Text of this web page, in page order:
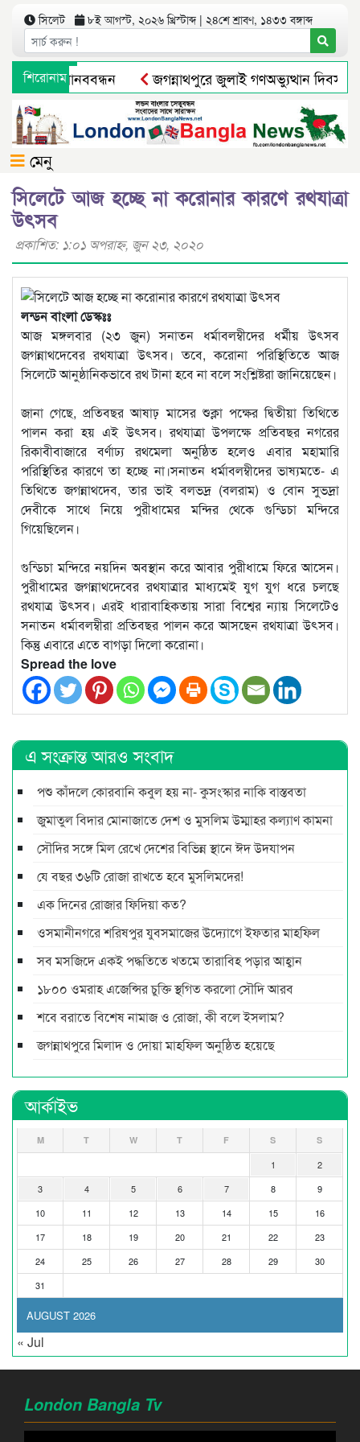
সিলেট ৮ই আগস্ট, ২০২৬ খ্রিস্টাব্দ | ২৪শে শ্রাবণ, ১৪৩৩ বঙ্গাব্দ
শিরোনামমানববন্ধন
জগন্নাথপুরে জুলাই গণঅভ্যুত্থান দিবস
মুক্তির আগেই ব্যারিস্টার সুমনের জামিন স্থগিত
সিলেটে
মেনু
সিলেটে আজ হচ্ছে না করোনার কারণে রথযাত্রা
উৎসব
প্রকাশিত: ১:০১ অপরাহ্ণ, জুন ২৩, ২০২০
লন্ডন বাংলা ডেস্কঃঃ
আজ মঙ্গলবার (২৩ জুন) সনাতন ধর্মাবলম্বীদের ধর্মীয় উৎসব
জগন্নাথদেবের রথযাত্রা উৎসব। তবে, করোনা পরিস্থিতিতে আজ
সিলেটে আনুষ্ঠানিকভাবে রথ টানা হবে না বলে সংশ্লিষ্টরা জানিয়েছেন।
জানা গেছে, প্রতিবছর আষাঢ় মাসের শুক্লা পক্ষের দ্বিতীয়া তিথিতে
পালন করা হয় এই উৎসব। রথযাত্রা উপলক্ষে প্রতিবছর নগরের
রিকাবীবাজারে বর্ণাঢ্য রথমেলা অনুষ্ঠিত হলেও এবার মহামারি
পরিস্থিতির কারণে তা হচ্ছে না।সনাতন ধর্মাবলম্বীদের ভাষ্যমতে- এ
তিথিতে জগন্নাথদেব, তার ভাই বলভদ্র (বলরাম) ও বোন সুভদ্রা
দেবীকে সাথে নিয়ে পুরীধামের মন্দির থেকে গুন্ডিচা মন্দিরে
গিয়েছিলেন।
গুন্ডিচা মন্দিরে নয়দিন অবস্থান করে আবার পুরীধামে ফিরে আসেন।
পুরীধামের জগন্নাথদেবের রথযাত্রার মাধ্যমেই যুগ যুগ ধরে চলছে
রথযাত্র উৎসব। এরই ধারাবাহিকতায় সারা বিশ্বের ন্যায় সিলেটেও
সনাতন ধর্মাবলম্বীরা প্রতিবছর পালন করে আসছেন রথযাত্রা উৎসব।
কিন্তু এবারে এতে বাগড়া দিলো করোনা।
Spread the love
এ সংক্রান্ত আরও সংবাদ
পশু কাঁদলে কোরবানি কবুল হয় না- কুসংস্কার নাকি বাস্তবতা
জুমাতুল বিদার মোনাজাতে দেশ ও মুসলিম উম্মাহর কল্যাণ কামনা
সৌদির সঙ্গে মিল রেখে দেশের বিভিন্ন স্থানে ঈদ উদযাপন
যে বছর ৩৬টি রোজা রাখতে হবে মুসলিমদের!
এক দিনের রোজার ফিদিয়া কত?
ওসমানীনগরে শরিষপুর যুবসমাজের উদ্যোগে ইফতার মাহফিল
সব মসজিদে একই পদ্ধতিতে খতমে তারাবিহ পড়ার আহ্বান
১৮০০ ওমরাহ এজেন্সির চুক্তি স্থগিত করলো সৌদি আরব
শবে বরাতে বিশেষ নামাজ ও রোজা, কী বলে ইসলাম?
জগন্নাথপুরে মিলাদ ও দোয়া মাহফিল অনুষ্ঠিত হয়েছে
আর্কাইভ
AUGUST 2026
M T W T F S S
1
2
3
4 5 6 7 8
9
10
11 12 13 14 15
16
17
18 19 20 21 22
23
24
25 26 27 28 29
30
31
« Jul
London Bangla Tv